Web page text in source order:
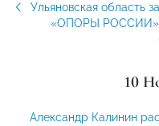
Ульяновская область
«ОПОРЫ РОССИИ»
10
Александр Калинин